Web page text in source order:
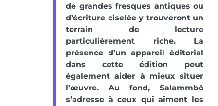
de grandes fresques antiques ou
d’écriture ciselée y trouveront un
terrain de lecture
particulièrement riche. La
présence d’un appareil éditorial
dans cette édition peut
également aider à mieux situer
l’œuvre. Au fond, Salammbô
s’adresse à ceux qui aiment les